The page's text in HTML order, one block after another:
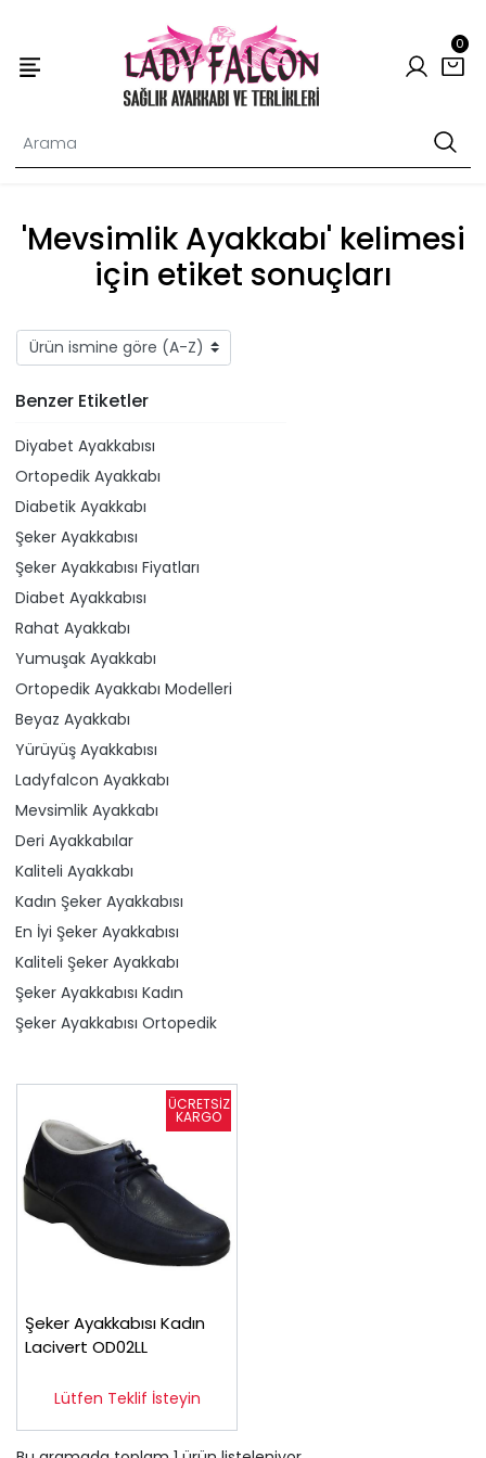
0
'Mevsimlik Ayakkabı' kelimesi
için etiket sonuçları
Benzer Etiketler
Diyabet Ayakkabısı
Ortopedik Ayakkabı
Diabetik Ayakkabı
Şeker Ayakkabısı
Şeker Ayakkabısı Fiyatları
Diabet Ayakkabısı
Rahat Ayakkabı
Yumuşak Ayakkabı
Ortopedik Ayakkabı Modelleri
Beyaz Ayakkabı
Yürüyüş Ayakkabısı
Ladyfalcon Ayakkabı
Mevsimlik Ayakkabı
Deri Ayakkabılar
Kaliteli Ayakkabı
Kadın Şeker Ayakkabısı
En İyi Şeker Ayakkabısı
Kaliteli Şeker Ayakkabı
Şeker Ayakkabısı Kadın
Şeker Ayakkabısı Ortopedik
Şeker Ayakkabısı Kadın
Lacivert OD02LL
Lütfen Teklif İsteyin